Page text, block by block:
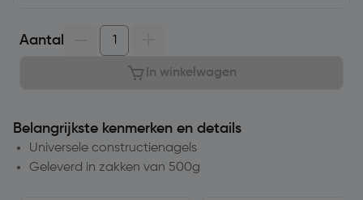
Aantal
In winkelwagen
Belangrijkste kenmerken en details
Universele constructienagels
Geleverd in zakken van 500g